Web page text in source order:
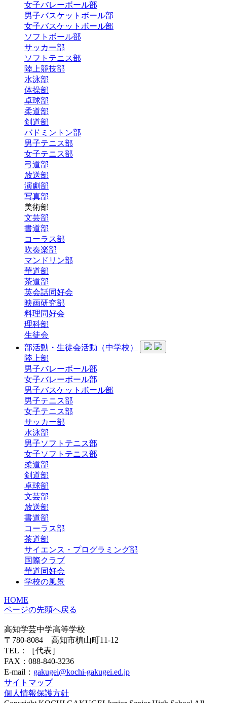
女子バレーボール部
男子バスケットボール部
女子バスケットボール部
ソフトボール部
サッカー部
ソフトテニス部
陸上競技部
水泳部
体操部
卓球部
柔道部
剣道部
バドミントン部
男子テニス部
女子テニス部
弓道部
放送部
演劇部
写真部
美術部
文芸部
書道部
コーラス部
吹奏楽部
マンドリン部
華道部
茶道部
英会話同好会
映画研究部
料理同好会
理科部
生徒会
部活動・生徒会活動（中学校）
陸上部
男子バレーボール部
女子バレーボール部
男子バスケットボール部
男子テニス部
女子テニス部
サッカー部
水泳部
男子ソフトテニス部
女子ソフトテニス部
柔道部
剣道部
卓球部
文芸部
放送部
書道部
コーラス部
茶道部
サイエンス・プログラミング部
国際クラブ
華道同好会
学校の風景
HOME
ページの先頭へ戻る
高知学芸中学高等学校
〒780-8084 高知市槙山町11-12
TEL：
［代表］
FAX：088-840-3236
E-mail： gakugei@kochi-gakugei.ed.jp
サイトマップ
個人情報保護方針